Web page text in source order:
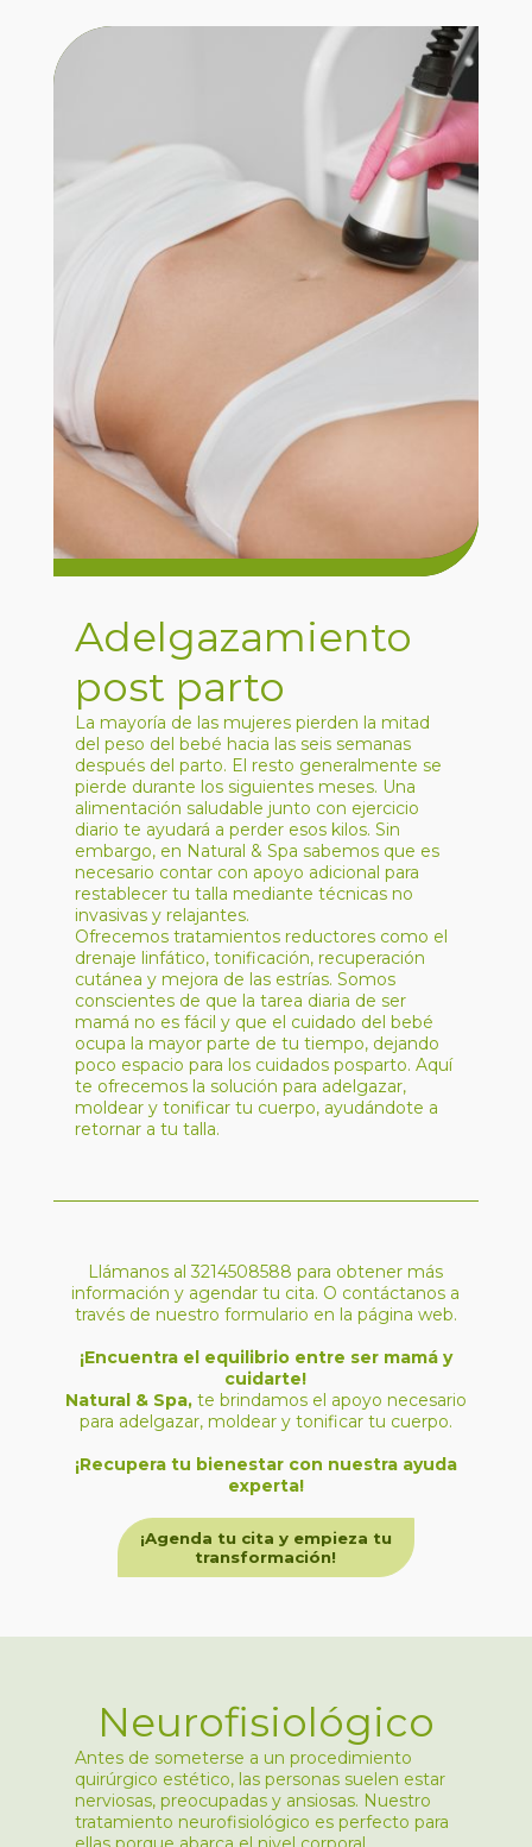
Adelgazamiento
post parto
La mayoría de las mujeres pierden la mitad
del peso del bebé hacia las seis semanas
después del parto. El resto generalmente se
pierde durante los siguientes meses. Una
alimentación saludable junto con ejercicio
diario te ayudará a perder esos kilos. Sin
embargo, en Natural & Spa sabemos que es
necesario contar con apoyo adicional para
restablecer tu talla mediante técnicas no
invasivas y relajantes.
Ofrecemos tratamientos reductores como el
drenaje linfático, tonificación, recuperación
cutánea y mejora de las estrías. Somos
conscientes de que la tarea diaria de ser
mamá no es fácil y que el cuidado del bebé
ocupa la mayor parte de tu tiempo, dejando
poco espacio para los cuidados posparto. Aquí
te ofrecemos la solución para adelgazar,
moldear y tonificar tu cuerpo, ayudándote a
retornar a tu talla.
Llámanos al 3214508588 para obtener más
información y agendar tu cita. O contáctanos a
través de nuestro formulario en la página web.
¡Encuentra el equilibrio entre ser mamá y
cuidarte!
Natural & Spa,te brindamos el apoyo necesario
para adelgazar, moldear y tonificar tu cuerpo.
¡Recupera tu bienestar con nuestra ayuda
experta!
¡Agenda tu cita y empieza tu
transformación!
Neurofisiológico
Antes de someterse a un procedimiento
quirúrgico estético, las personas suelen estar
nerviosas, preocupadas y ansiosas. Nuestro
tratamiento neurofisiológico es perfecto para